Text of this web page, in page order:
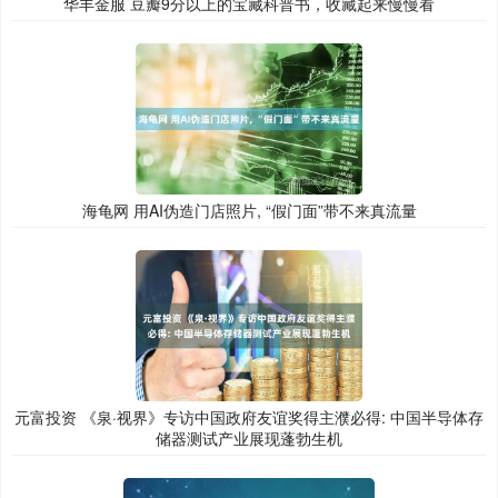
海龟网 用AI伪造门店照片, “假门面”带不来真流量
元富投资 《泉·视界》专访中国政府友谊奖得主濮必得: 中国半导体存
储器测试产业展现蓬勃生机